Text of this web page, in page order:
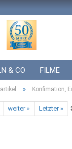
& CO FILME
» Konfimation,
weiter » Letzter »